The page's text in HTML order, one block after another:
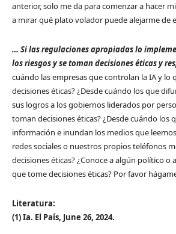
anterior, solo me da para comenzar a hacer
a mirar qué plato volador puede alejarme de
… Si las regulaciones apropiadas lo
los riesgos y se toman decisiones éticas y
cuándo las empresas que controlan la IA y lo
decisiones éticas? ¿Desde cuándo los que
sus logros a los gobiernos liderados por
toman decisiones éticas? ¿Desde cuándo los
información e inundan los medios que
redes sociales o nuestros propios teléfonos
decisiones éticas? ¿Conoce a algún político o
que tome decisiones éticas? Por favor
Literatura:
(1) Ia. El País, June 26, 2024.